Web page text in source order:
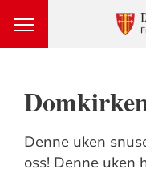
Denne uken
oss! Denne